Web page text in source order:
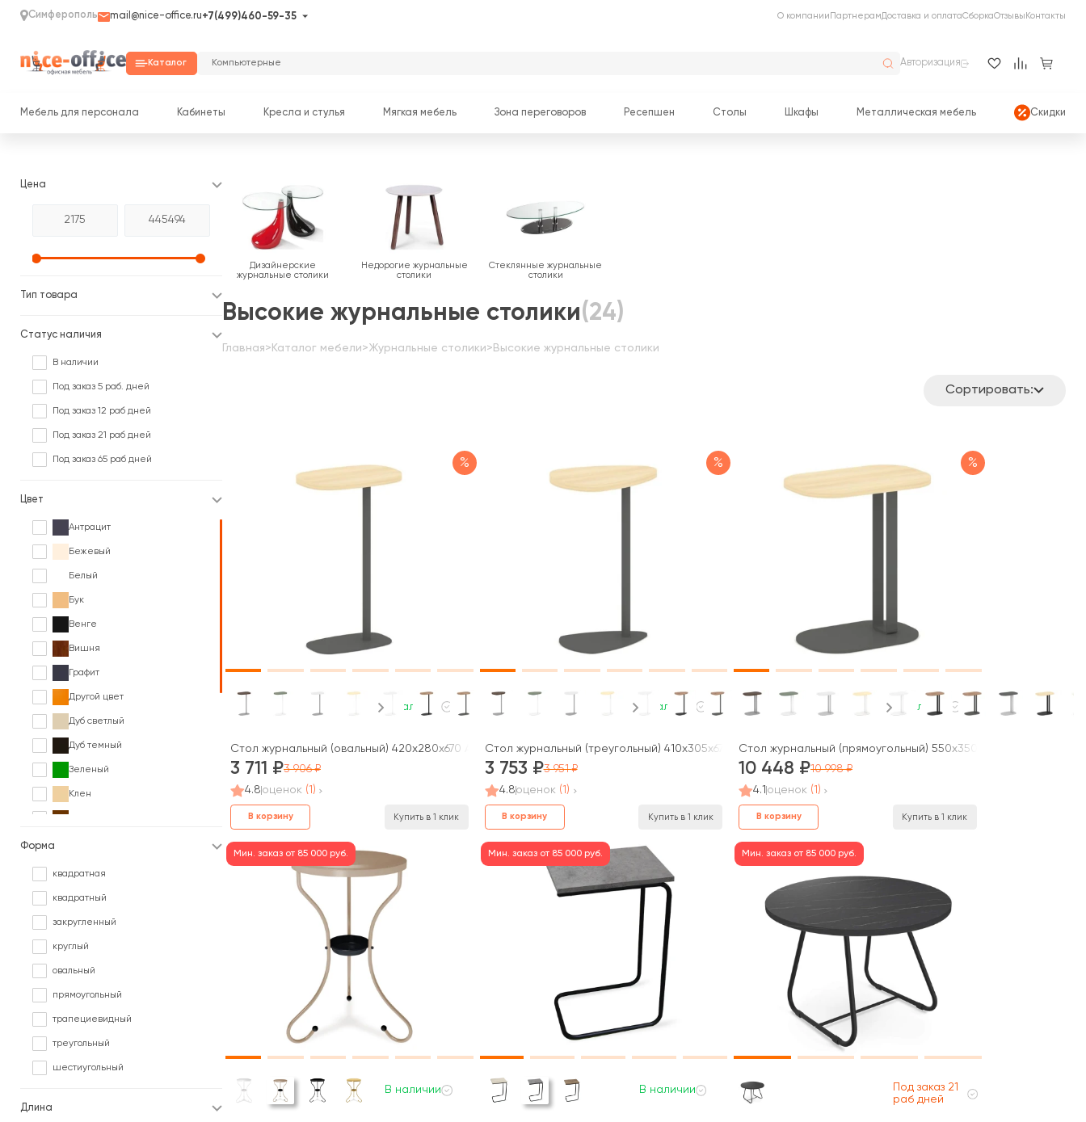
Симферополь mail@nice-office.ru+7(499)460-59-35 О компании ПартнерамДоставка и оплатаСборкаОтзывы Контакты
Каталог Авторизация
Мебель для персонала Кабинеты Кресла и стулья Мягкая мебель Зона переговоров Ресепшен Столы Шкафы Металлическая мебель Скидки
Цена
Тип товара
Статус наличия
В наличии
Под заказ 5 раб. дней
Под заказ 12 раб дней
Под заказ 21 раб дней
Под заказ 65 раб дней
Цвет
Антрацит
Бежевый
Белый
Бук
Венге
Вишня
Графит
Другой цвет
Дуб светлый
Дуб темный
Зеленый
Клен
Форма
квадратная
квадратный
закругленный
круглый
овальный
прямоугольный
трапециевидный
треугольный
шестиугольный
Длина
Высокие журнальные столики(24)
Главная> Каталог мебели>Журнальные столики> Высокие журнальные столики
Сортировать:
%
В наличии
Стол журнальный (овальный) 420х280х670 Асти / Asti (rv)
3 711
3 906
4.8 оценок (1)
В корзину Купить в 1 клик
%
В наличии
Стол журнальный (треугольный) 410х305х670 Асти / Asti (rv)
3 753
3 951
4.8оценок (1)
В корзину Купить в 1 клик
%
В наличии
Стол журнальный (прямоугольный) 550х350х670 Асти / Asti (rv)
10 448
10 998
4.1 оценок (1)
В корзину Купить в 1 клик
Мин. заказ от 85 000 руб.
В наличии
Мин. заказ от 85 000 руб.
В наличии
Мин. заказ от 85 000 руб.
Под заказ 21
раб дней
Дизайнерские
журнальные столики
Недорогие журнальные
столики
Стеклянные журнальные
столики